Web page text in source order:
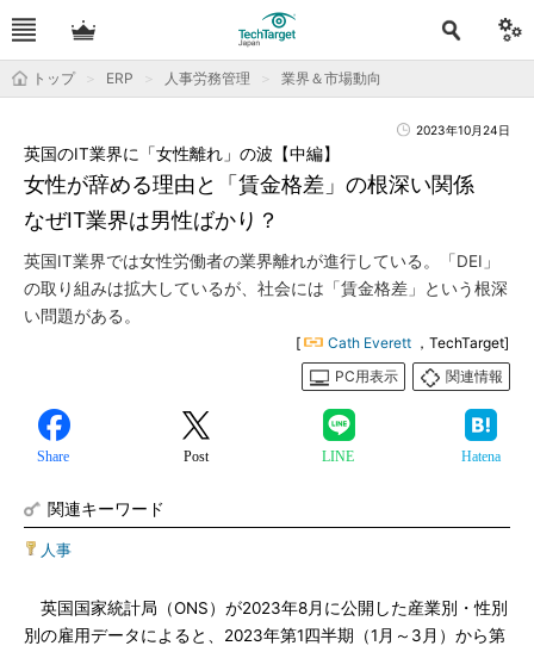
トップ ERP 人事労務管理 業界＆市場動向
2023年10月24日
女性が辞める理由と「賃金格差」の根深い関係
なぜIT業界は男性ばかり？
英国のIT業界に「女性離れ」の波【中編】
英国IT業界では女性労働者の業界離れが進行している。「DEI」
の取り組みは拡大しているが、社会には「賃金格差」という根深
い問題がある。
[ Cath Everett ，TechTarget]
PC用表示
関連情報
Share Post LINE Hatena
関連キーワード
人事
英国国家統計局（ONS）が2023年8月に公開した産業別・性別
別の雇用データによると、2023年第1四半期（1月～3月）から第